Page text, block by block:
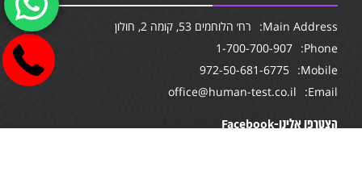
Main Address:
רח׳ הלוחמים 53, קומה 2, חולון
Phone:
1-700-700-907
Mobile:
972-50-681-6775
Email:
office@human-test.co.il
הצטרפו אלינו-Facebook